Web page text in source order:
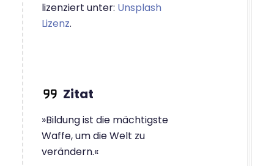
lizenziert unter: Unsplash
Lizenz.
»Bildung ist die mächtigste
Waffe, um die Welt zu
verändern.«